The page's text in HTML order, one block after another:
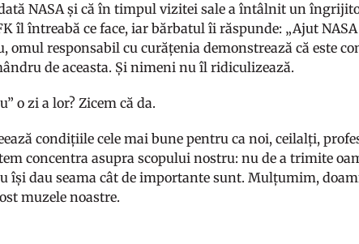
NASA și că în timpul vizitei sale a întâlnit un
îl întreabă ce face, iar bărbatul îi răspunde: „Ajut
omul responsabil cu curățenia demonstrează că este
de aceasta. Și nimeni nu îl ridiculizează.
o zi a lor? Zicem că da.
condițiile cele mai bune pentru ca noi, ceilalți,
concentra asupra scopului nostru: nu de a trimite
își dau seama cât de importante sunt. Mulțumim,
muzele noastre.